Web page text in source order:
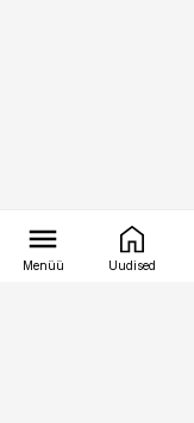
Menüü Uudised